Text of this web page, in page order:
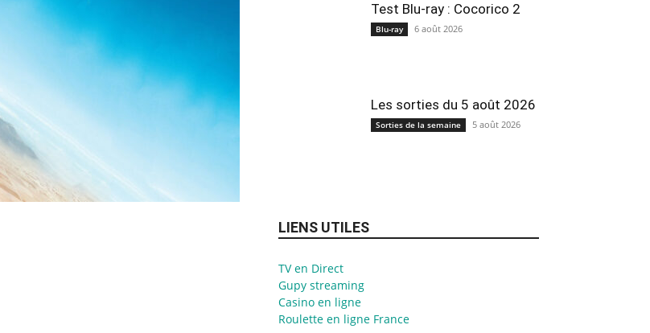
Test Blu-ray : Cocorico 2
Blu-ray 6 août 2026
Les sorties du 5 août 2026
Sorties de la semaine 5 août 2026
LIENS UTILES
TV en Direct
Gupy streaming
Casino en ligne
Roulette en ligne France